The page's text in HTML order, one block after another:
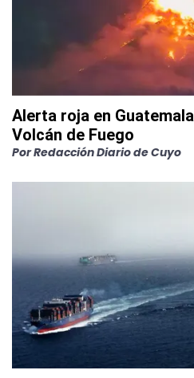
Alerta roja en
Volcán de Fuego
PorRedacción Diario de Cuyo